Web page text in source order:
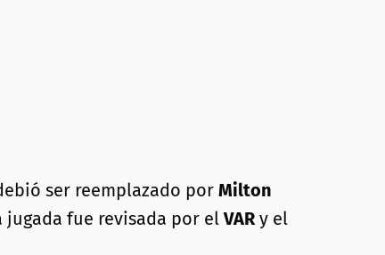
ser reemplazado por Milton
jugada fue revisada por elVAR y el